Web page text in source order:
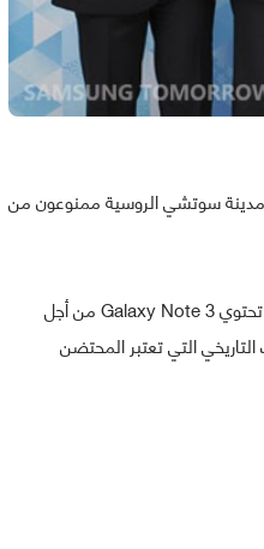
المشاركين في الألعاب الأولمبية الشتوية 2014 في مدينة سوتشي الروسية ممنوعون من
ومن أجل ذلك فإن سامسونغ ستقوم بمنح الرياضيين خلال إقامتهم خلال فترة الألعاب حقيبة هدايا تحتوي Galaxy Note 3 من أجل
التي تعتبر المحتضن